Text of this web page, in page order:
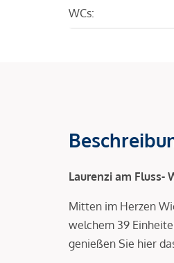
WCs:
Laurenzi am Fluss-
Mitten im Herzen
welchem 39
genießen Sie hier